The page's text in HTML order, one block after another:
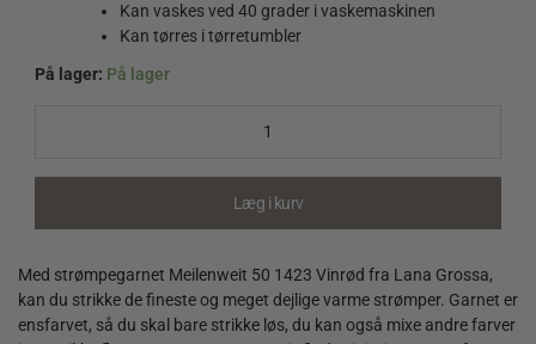
Kan vaskes ved 40 grader i vaskemaskinen
Kan tørres i tørretumbler
På lager: På lager
Meilenweit
Læg i kurv
Med strømpegarnet Meilenweit 50 1423 Vinrød fra Lana Grossa,
kan du strikke de fineste og meget dejlige varme strømper. Garnet er
ensfarvet, så du skal bare strikke løs, du kan også mixe andre farver